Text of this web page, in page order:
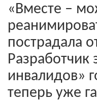
«Вместе –
пострадала
Разработчик
инвалидов»
теперь уже